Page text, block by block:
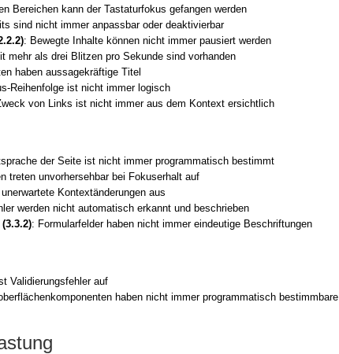
Berei­chen kann der Tas­ta­tur­fo­kus gefan­gen wer­den
sind nicht immer anpass­bar oder deak­ti­vier­bar
: Beweg­te Inhal­te kön­nen nicht immer pau­siert wer­den
mehr als drei Blit­zen pro Sekun­de sind vor­han­den
haben aus­sa­ge­kräf­ti­ge Titel
Reihenfolge ist nicht immer logisch
von Links ist nicht immer aus dem Kon­text ersicht­lich
der Sei­te ist nicht immer pro­gram­ma­tisch bestimmt
tre­ten unvor­her­seh­bar bei Fokus­er­halt auf
Kon­text­än­de­run­gen aus
wer­den nicht auto­ma­tisch erkannt und beschrie­ben
: For­mu­lar­fel­der haben nicht immer ein­deu­ti­ge Beschrif­tun­gen
Vali­die­rungs­feh­ler auf
haben nicht immer pro­gram­ma­tisch bestimm­ba­re